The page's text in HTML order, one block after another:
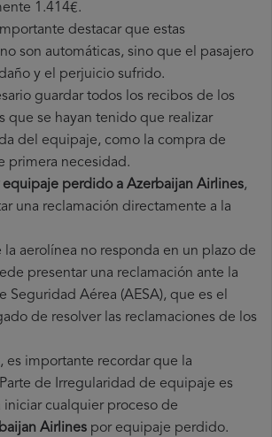
1.414€.
destacar que estas
son automáticas, sino que el pasajero
y el perjuicio sufrido.
guardar todos los recibos de los
que se hayan tenido que realizar
del equipaje, como la compra de
primera necesidad.
equipaje perdido a Azerbaijan Airlines,
una reclamación directamente a la
la aerolínea no responda en un plazo de
presentar una reclamación ante la
Seguridad Aérea (AESA), que es el
de resolver las reclamaciones de los
es importante recordar que la
de Irregularidad de equipaje es
cualquier proceso de
Airlines por equipaje perdido.